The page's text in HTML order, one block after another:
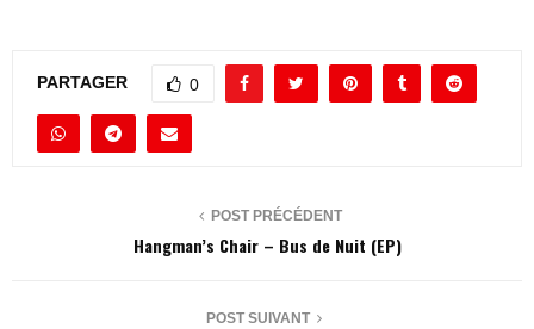
PARTAGER 0
POST PRÉCÉDENT
Hangman’s Chair – Bus de Nuit (EP)
POST SUIVANT